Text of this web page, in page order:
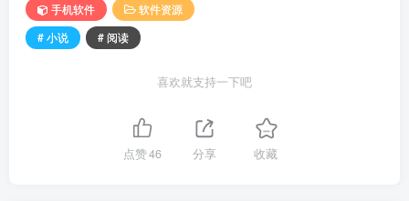
手机软件
软件资源
# 小说
# 阅读
喜欢就支持一下吧
点赞46 分享 收藏